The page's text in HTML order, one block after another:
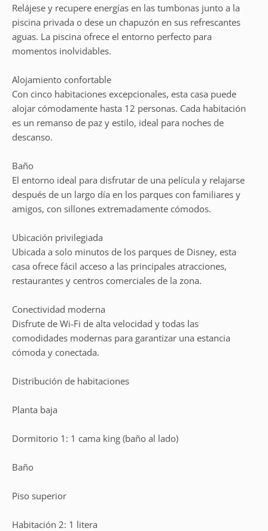
Relájese y recupere energías en las tumbonas junto a la
piscina privada o dese un chapuzón en sus refrescantes
aguas. La piscina ofrece el entorno perfecto para
momentos inolvidables.
Alojamiento confortable
Con cinco habitaciones excepcionales, esta casa puede
alojar cómodamente hasta 12 personas. Cada habitación
es un remanso de paz y estilo, ideal para noches de
descanso.
Baño
El entorno ideal para disfrutar de una película y relajarse
después de un largo día en los parques con familiares y
amigos, con sillones extremadamente cómodos.
Ubicación privilegiada
Ubicada a solo minutos de los parques de Disney, esta
casa ofrece fácil acceso a las principales atracciones,
restaurantes y centros comerciales de la zona.
Conectividad moderna
Disfrute de Wi-Fi de alta velocidad y todas las
comodidades modernas para garantizar una estancia
cómoda y conectada.
Distribución de habitaciones
Planta baja
Dormitorio 1: 1 cama king (baño al lado)
Baño
Piso superior
Habitación 2: 1 litera